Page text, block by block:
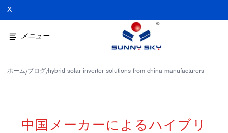
X
メニュー
ホーム/ブログ/hybrid-solar-inverter-solutions-from-china-manufacturers
中国メーカーによるハイブリ